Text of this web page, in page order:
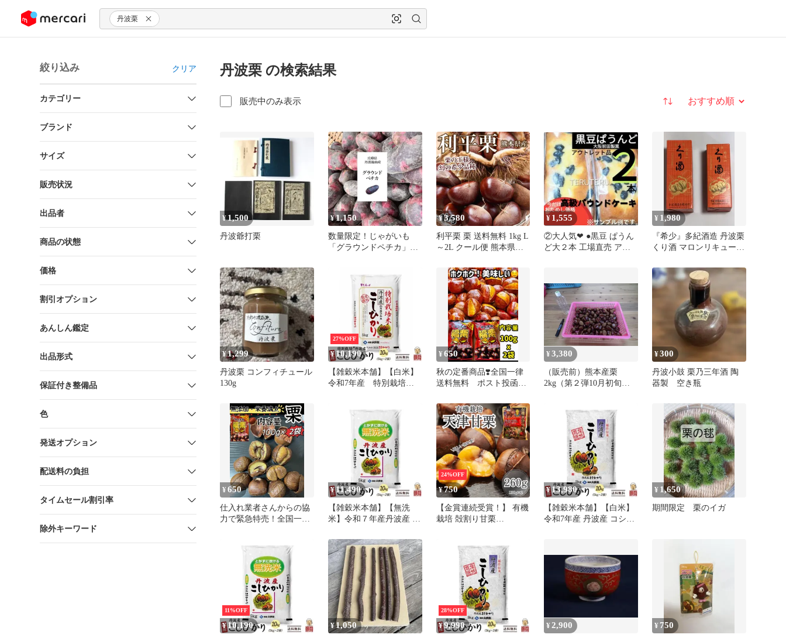
ツにスキップ 丹波栗
絞り込み クリア
カテゴリー
ブランド
サイズ
販売状況
出品者
商品の状態
価格
割引オプション
あんしん鑑定
出品形式
保証付き整備品
色
発送オプション
配送料の負担
タイムセール割引率
除外キーワード
丹波栗 の検索結果
販売中のみ表示 並び替え
¥1,500
丹波爺打栗
¥1,150
数量限定！じゃがいも
「グラウンドペチカ」
¥3,580
利平栗 栗 送料無料 1kg L
～2L クール便 熊本県産
クリ 渋皮煮
¥ 1,555
②大人気❤ ●黒豆 ぱうん
ど大２本 工場直売 アウ
¥ 1,980
『希少』多紀酒造 丹波栗
くり酒 マロンリキュール
¥1,299
丹波栗 コンフィチュール
130g
27%OFF
¥10,190
【雑穀米本舗】【白米】
令和7年産 特別栽培米
安心品質 ふっくら食感
甘み豊か つやつや炊き上
がり 毎日のごはん 家庭
用 ストック 大容量 お得
美味しい
¥650
秋の定番商品❣️全国一律
送料無料 ポスト投函
甘栗 おやつ スイーツ 和
菓子 ホクホク 樹上完
熟 福栗（有機焼き栗）大
粒特選A級 100g×2パッ
ク 北海道＆沖縄の方も
大歓迎！
¥3,380
（販売前）熊本産栗
2kg（第２弾10月初旬発
¥300
丹波小鼓 栗乃三年酒 陶
器製 空き瓶
¥650
仕入れ業者さんからの協
力で緊急特売！全国一律
加 皮割れ 甘栗 おやつ ス
イーツ 和菓子 ホクホ
ク 樹上完熟 福栗（有機
焼き栗）大粒特選A級
100g×2パック
¥11,490
【雑穀米本舗】【無洗
米】令和７年産丹波産 コ
無洗米 手間いらず ふっ
くら食感 甘み豊か つや
つや炊き上がり 毎日のご
はん 家庭用 ストック 大
容量 お得 美味しい ※
24%OFF
¥750
【金賞連続受賞！】 有機
栽培 殻割り甘栗
甘栗 むきぐり くら あま
ぐり 有機栽培 JAS 有機
殻割れ お菓子 持ち運び
¥13,980
【雑穀米本舗】【白米】
令和7年産 丹波産 コシヒ
食感 つやつや炊き上がり
毎日のごはん 家庭用 ス
トック お得 美味しい ※
¥ 1,650
期間限定 栗のイガ
11%OFF
¥10,190 ¥1,050
28%OFF
¥9,990 ¥ 2,900 ¥ 750